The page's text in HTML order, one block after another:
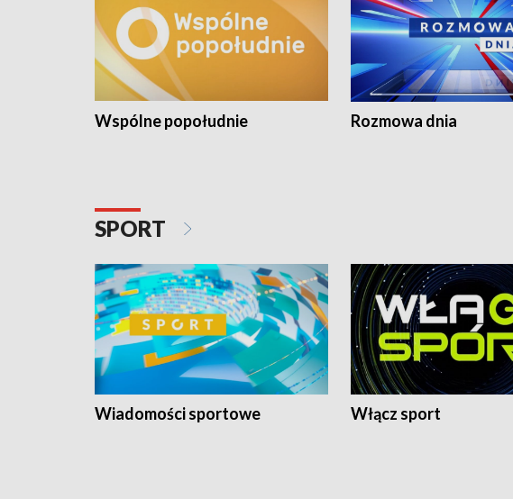
Wspólne popołudnie Rozmowa dnia
SPORT
Wiadomości sportowe Włącz sport